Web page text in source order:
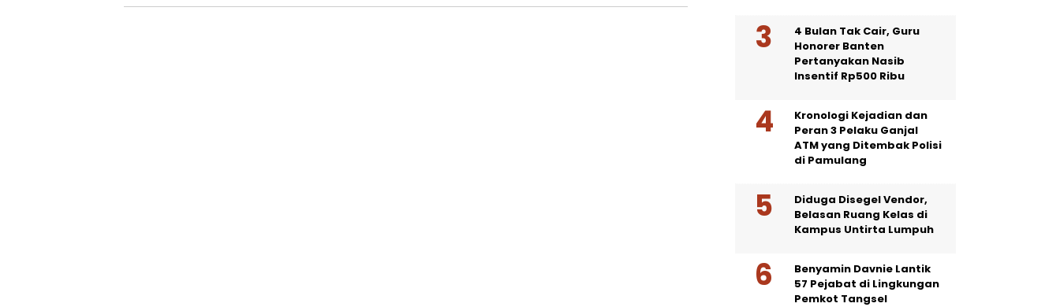
4 Bulan Tak Cair, Guru
Honorer Banten
Pertanyakan Nasib
Insentif Rp500 Ribu
Kronologi Kejadian dan
Peran 3 Pelaku Ganjal
ATM yang Ditembak Polisi
di Pamulang
Diduga Disegel Vendor,
Belasan Ruang Kelas di
Kampus Untirta Lumpuh
Benyamin Davnie Lantik
57 Pejabat di Lingkungan
Pemkot Tangsel